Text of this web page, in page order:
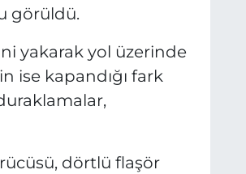
görüldü.
yakarak yol üzerinde
ise kapandığı fark
dörtlü flaşör